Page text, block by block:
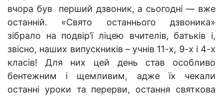
вчора був перший дзвоник, а сьогодні — вже
останній. «Свято останнього дзвоника»
зібрало на подвір’ї ліцею вчителів, батьків і,
звісно, наших випускників – учнів 11-х, 9-х і 4-х
класів! Для них цей день став особливо
бентежним і щемливим, адже їх чекали
останні уроки та перерви, остання святкова